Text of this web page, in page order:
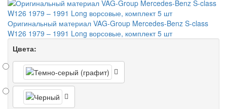
Оригинальный материал VAG-Group Mercedes-Benz S-class
W126 1979 – 1991 Long ворсовые, комплект 5 шт
Цвета: